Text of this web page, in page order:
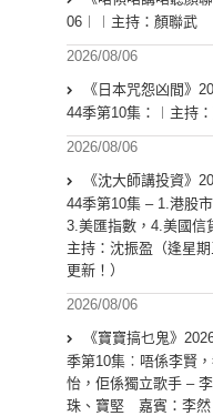
06︱︱主持：顏聯武
2026/08/06
《日本咒怨凶間》
44季第10集：︱主持
2026/08/06
《沈大師講投資》
44季第10集 – 1.港股
3.美匯指數，4.美國信
主持：沈振盈（逢星
更新！）
2026/08/06
《寶寶搞乜鬼》
季第10集︰唔係李賢
怡，佢係獨立歌手 –
珠、寶堅 嘉賓：李然